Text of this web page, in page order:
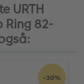
URTH
Ring 82-
-30%